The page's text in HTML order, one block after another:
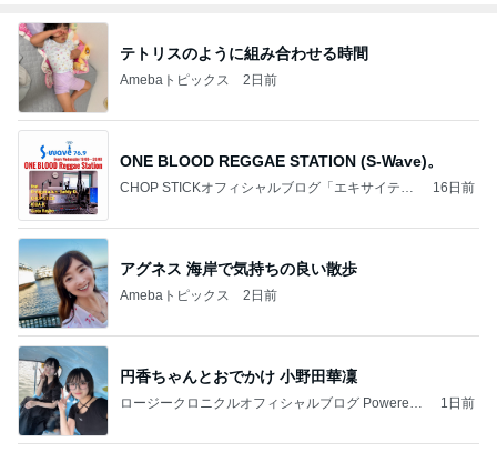
テトリスのように組み合わせる時間
Amebaトピックス 2日前
ONE BLOOD REGGAE STATION (S-Wave)。
CHOP STICKオフィシャルブログ「エキサイティ
16日前
アグネス 海岸で気持ちの良い散歩
Amebaトピックス 2日前
円香ちゃんとおでかけ 小野田華凜
ロージークロニクルオフィシャルブログ Powered
1日前